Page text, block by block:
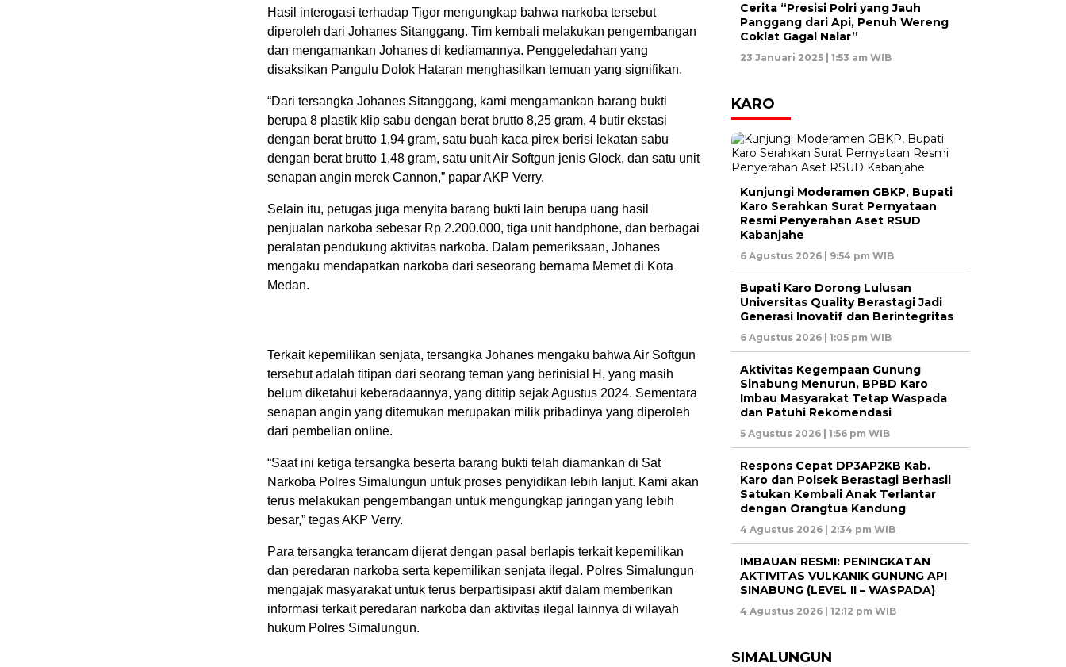
Hasil interogasi terhadap Tigor mengungkap bahwa narkoba tersebut
diperoleh dari Johanes Sitanggang. Tim kembali melakukan pengembangan
dan mengamankan Johanes di kediamannya. Penggeledahan yang
disaksikan Pangulu Dolok Hataran menghasilkan temuan yang signifikan.
“Dari tersangka Johanes Sitanggang, kami mengamankan barang bukti
berupa 8 plastik klip sabu dengan berat brutto 8,25 gram, 4 butir ekstasi
dengan berat brutto 1,94 gram, satu buah kaca pirex berisi lekatan sabu
dengan berat brutto 1,48 gram, satu unit Air Softgun jenis Glock, dan satu unit
senapan angin merek Cannon,” papar AKP Verry.
Selain itu, petugas juga menyita barang bukti lain berupa uang hasil
penjualan narkoba sebesar Rp 2.200.000, tiga unit handphone, dan berbagai
peralatan pendukung aktivitas narkoba. Dalam pemeriksaan, Johanes
mengaku mendapatkan narkoba dari seseorang bernama Memet di Kota
Medan.
Terkait kepemilikan senjata, tersangka Johanes mengaku bahwa Air Softgun
tersebut adalah titipan dari seorang teman yang berinisial H, yang masih
belum diketahui keberadaannya, yang dititip sejak Agustus 2024. Sementara
senapan angin yang ditemukan merupakan milik pribadinya yang diperoleh
dari pembelian online.
“Saat ini ketiga tersangka beserta barang bukti telah diamankan di Sat
Narkoba Polres Simalungun untuk proses penyidikan lebih lanjut. Kami akan
terus melakukan pengembangan untuk mengungkap jaringan yang lebih
besar,” tegas AKP Verry.
Para tersangka terancam dijerat dengan pasal berlapis terkait kepemilikan
dan peredaran narkoba serta kepemilikan senjata ilegal. Polres Simalungun
mengajak masyarakat untuk terus berpartisipasi aktif dalam memberikan
informasi terkait peredaran narkoba dan aktivitas ilegal lainnya di wilayah
hukum Polres Simalungun.
Cerita “Presisi Polri yang Jauh
Panggang dari Api, Penuh Wereng
Coklat Gagal Nalar”
23 Januari 2025 | 1:53 am WIB
KARO
Kunjungi Moderamen GBKP, Bupati
Karo Serahkan Surat Pernyataan
Resmi Penyerahan Aset RSUD
Kabanjahe
6 Agustus 2026 | 9:54 pm WIB
Bupati Karo Dorong Lulusan
Universitas Quality Berastagi Jadi
Generasi Inovatif dan Berintegritas
6 Agustus 2026 | 1:05 pm WIB
Aktivitas Kegempaan Gunung
Sinabung Menurun, BPBD Karo
Imbau Masyarakat Tetap Waspada
dan Patuhi Rekomendasi
5 Agustus 2026 | 1:56 pm WIB
Respons Cepat DP3AP2KB Kab.
Karo dan Polsek Berastagi Berhasil
Satukan Kembali Anak Terlantar
dengan Orangtua Kandung
4 Agustus 2026 | 2:34 pm WIB
IMBAUAN RESMI: PENINGKATAN
AKTIVITAS VULKANIK GUNUNG API
SINABUNG (LEVEL II – WASPADA)
4 Agustus 2026 | 12:12 pm WIB
SIMALUNGUN